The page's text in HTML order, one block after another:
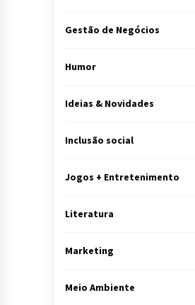
Gestão de Negócios
Humor
Ideias & Novidades
Inclusão social
Jogos + Entretenimento
Literatura
Marketing
Meio Ambiente